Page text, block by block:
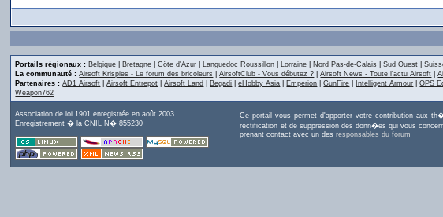
Portails régionaux : Belgique Bretagne |Côte d'Azur Languedoc Roussillon Lorraine Nord Pas-de-Calais |Sud Ouest |
La communauté : Airsoft Krispies - Le forum des bricoleurs |AirsoftClub - Vous débutez ? |Airsoft News - Toute l'actu Airsoft |
Partenaires : AD1 Airsoft |Airsoft Entrepot |Airsoft Land Begadi |eHobby Asia Emperion |GunFire Intelligent Armour |OPS
Weapon762
Association de loi 1901 enregistrée en août 2003
Enregistrement � la CNIL N� 855230
Ce portail vous permet d'apporter votre contribution aux
rectification et de suppression des donn�es qui vous
prenant contact avec un desresponsables du forum